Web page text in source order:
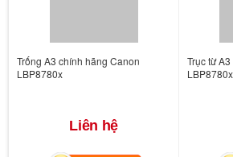
Trống A3 chính hãng Canon
LBP8780x
Liên hệ
Trục từ
LBP8780x